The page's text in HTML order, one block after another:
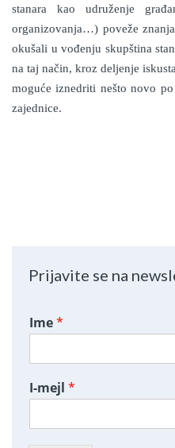
stanara kao udruženje
organizovanja…) poveže
okušali u vođenju skupština
na taj način, kroz deljenje
moguće iznedriti nešto novo
zajednice.
Prijavite se na
Ime*
I-mejl *